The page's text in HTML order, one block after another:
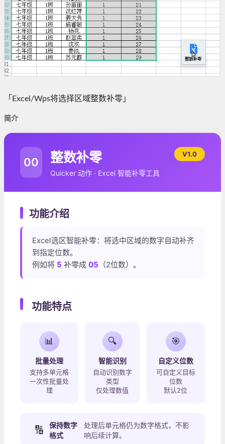
「Excel/Wps将选择区域整数补零」
简介
00 整数补零
Quicker 动作 · Excel 智能补零工具
V1.0
功能介绍
Excel选区智能补零：将选中区域的数字自动补齐
到指定位数。
例如将 5 补零成 05 （2位数）。
功能特点
📊
批量处理
支持多单元格
一次性批量处
理
🔍
智能识别
自动识别数字
类型
仅处理数值
🎯
自定义位数
可自定义目标
位数
默认2位
🔢
保持数字
格式
处理后单元格仍为数字格式，不影
响后续计算。